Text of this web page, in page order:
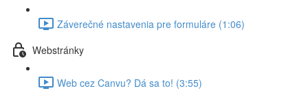
Záverečné nastavenia pre formuláre (1:06)
Webstránky
Web cez Canvu? Dá sa to! (3:55)